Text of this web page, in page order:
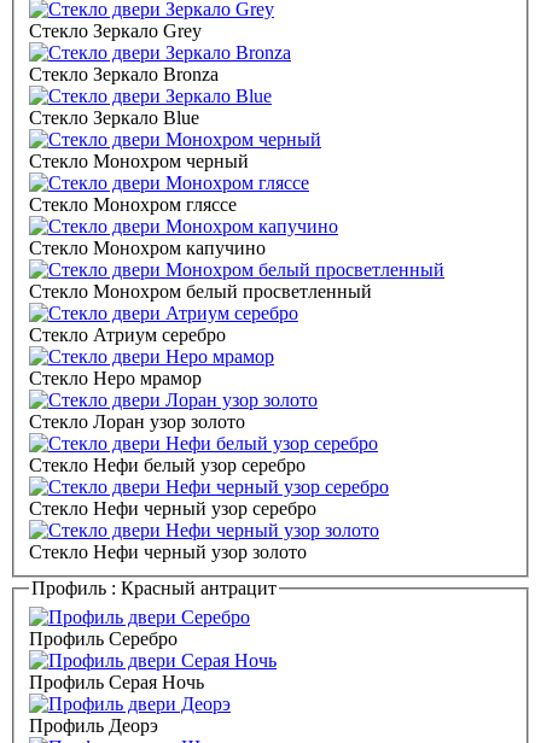
Стекло Зеркало Grey
Стекло Зеркало Bronza
Стекло Зеркало Blue
Стекло Монохром черный
Стекло Монохром гляссе
Стекло Монохром капучино
Стекло Монохром белый просветленный
Стекло Атриум серебро
Стекло Неро мрамор
Стекло Лоран узор золото
Стекло Нефи белый узор серебро
Стекло Нефи черный узор серебро
Стекло Нефи черный узор золото
Профиль : Красный антрацит
Профиль Серебро
Профиль Серая Ночь
Профиль Деорэ